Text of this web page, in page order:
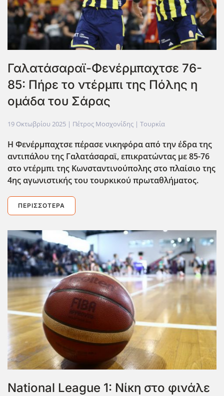
Γαλατάσαραϊ-Φενέρμπαχτσε 76-
85: Πήρε το ντέρμπι της Πόλης η
ομάδα του Σάρας
19 Οκτωβρίου 2025 | Πέτρος Μοσχονίδης | Τουρκία
Η Φενέρμπαχτσε πέρασε νικηφόρα από την ΄εδρα της
αντιπάλου της Γαλατάσαραϊ, επικρατώντας με 85-76
στο ντέρμπι της Κωνσταντινούπολης στο πλαίσιο της
4ης αγωνιστικής του τουρκικού πρωταθλήματος.
ΠΕΡΙΣΣΌΤΕΡΑ
National League 1: Νίκη στο φινάλε